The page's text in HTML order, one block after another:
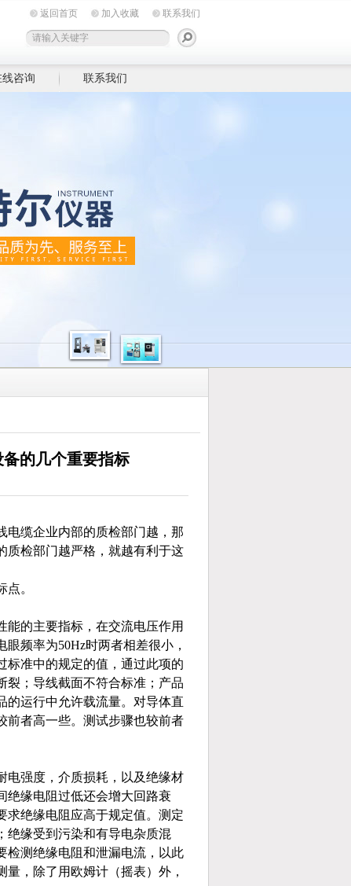
返回首页 加入收藏 联系我们
线咨询 联系我们
的几个重要指标
电缆企业内部的质检部门越，那
质检部门越严格，就越有利于这
。
能的主要指标，在交流电压作用
频率为50Hz时两者相差很小，
标准中的规定的值，通过此项的
裂；导线截面不符合标准；产品
的运行中允许载流量。对导体直
前者高一些。测试步骤也较前者
电强度，介质损耗，以及绝缘材
绝缘电阻过低还会增大回路衰
求绝缘电阻应高于规定值。测定
绝缘受到污染和有导电杂质混
检测绝缘电阻和泄漏电流，以此
，除了用欧姆计（摇表）外，